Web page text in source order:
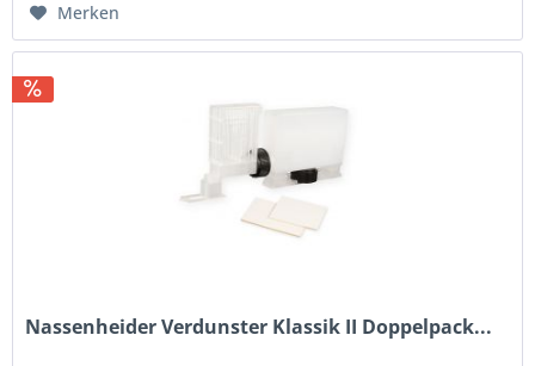
Merken
Nassenheider Verdunster Klassik II Doppelpack...